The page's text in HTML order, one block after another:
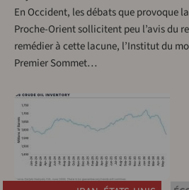
En Occident, les débats que provoque
Proche-Orient sollicitent peu l’avis du
remédier à cette lacune, l’Institut du
Premier Sommet…